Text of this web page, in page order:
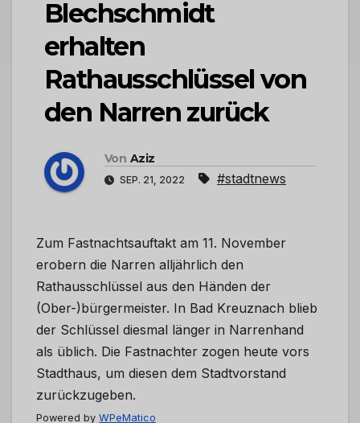
Blechschmidt
erhalten
Rathausschlüssel von
den Narren zurück
Von Aziz
SEP. 21, 2022 #stadtnews
Zum Fastnachtsauftakt am 11. November
erobern die Narren alljährlich den
Rathausschlüssel aus den Händen der
(Ober-)bürgermeister. In Bad Kreuznach blieb
der Schlüssel diesmal länger in Narrenhand
als üblich. Die Fastnachter zogen heute vors
Stadthaus, um diesen dem Stadtvorstand
zurückzugeben.
Powered by WPeMatico